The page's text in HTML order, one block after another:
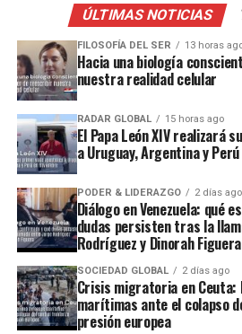
ÚLTIMAS NOTICIAS
FILOSOFÍA DEL SER 13 horas
Hacia una biología
nuestra realidad celular
RADAR GLOBAL 15 horas ago
El Papa León XIV realizará
a Uruguay, Argentina y
PODER & LIDERAZGO 2 días ago
Diálogo en Venezuela: qué
dudas persisten tras la
Rodríguez y Dinorah Figuera
SOCIEDAD GLOBAL 2 días ago
Crisis migratoria en Ceuta:
marítimas ante el colapso
presión europea